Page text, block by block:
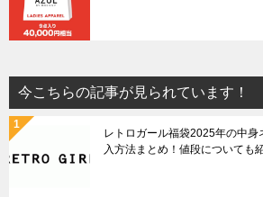
今こちらの記事が見られています！
レトロガール福袋2025年の中身
入方法まとめ！値段についても